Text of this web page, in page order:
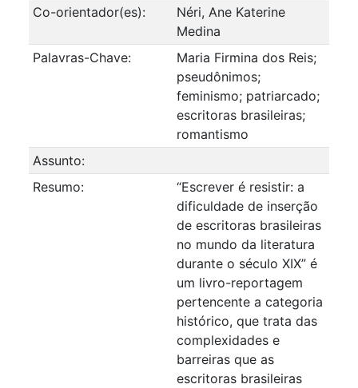
Co-orientador(es):
Néri, Ane Katerine
Medina
Palavras-Chave:
Maria Firmina dos Reis;
pseudônimos;
feminismo; patriarcado;
escritoras brasileiras;
romantismo
Assunto:
Resumo:
“Escrever é resistir: a
dificuldade de inserção
de escritoras brasileiras
no mundo da literatura
durante o século XIX” é
um livro-reportagem
pertencente a categoria
histórico, que trata das
complexidades e
barreiras que as
escritoras brasileiras